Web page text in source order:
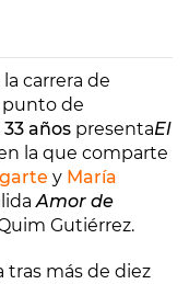
carrera de
punto de
años presentaEl
la que comparte
y María
Amor de
Gutiérrez.
tras más de diez